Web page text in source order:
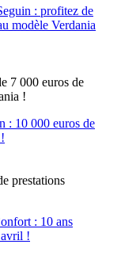
7 000 euros de
!
prestations